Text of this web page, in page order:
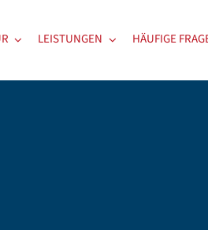
LEISTUNGEN HÄUFIGE